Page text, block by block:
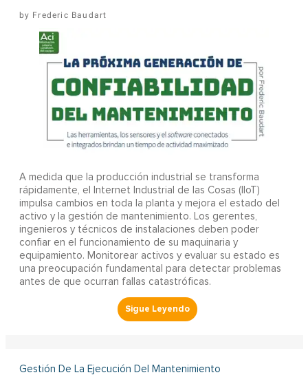
Frederic Baudart
A medida que la producción industrial se transforma
rápidamente, el Internet Industrial de las Cosas (IIoT)
impulsa cambios en toda la planta y mejora el estado del
activo y la gestión de mantenimiento. Los gerentes,
ingenieros y técnicos de instalaciones deben poder
confiar en el funcionamiento de su maquinaria y
equipamiento. Monitorear activos y evaluar su estado es
una preocupación fundamental para detectar problemas
antes de que ocurran fallas catastróficas.
Gestión De La Ejecución Del Mantenimiento